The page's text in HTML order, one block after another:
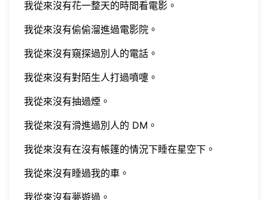
我從來沒有花一整天的時間看電影。
我從來沒有偷偷溜進過電影院。
我從來沒有窺探過別人的電話。
我從來沒有對陌生人打過噴嚏。
我從來沒有抽過煙。
我從來沒有滑進過別人的 DM。
我從來沒有在沒有帳篷的情況下睡在星空下。
我從來沒有睡過我的車。
我從來沒有夢遊過。